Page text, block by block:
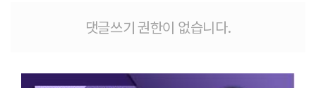
댓글쓰기 권한이 없습니다.